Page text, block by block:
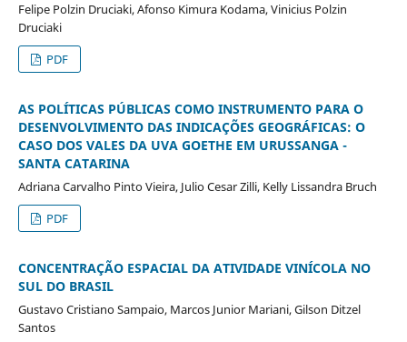
Felipe Polzin Druciaki, Afonso Kimura Kodama, Vinicius Polzin
Druciaki
PDF
AS POLÍTICAS PÚBLICAS COMO INSTRUMENTO PARA O
DESENVOLVIMENTO DAS INDICAÇÕES GEOGRÁFICAS: O
CASO DOS VALES DA UVA GOETHE EM URUSSANGA -
SANTA CATARINA
Adriana Carvalho Pinto Vieira, Julio Cesar Zilli, Kelly Lissandra Bruch
PDF
CONCENTRAÇÃO ESPACIAL DA ATIVIDADE VINÍCOLA NO
SUL DO BRASIL
Gustavo Cristiano Sampaio, Marcos Junior Mariani, Gilson Ditzel
Santos